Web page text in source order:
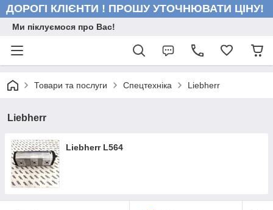
ДОРОГІ КЛІЄНТИ ! ПРОШУ УТОЧНЮВАТИ ЦІНУ!
Ми піклуємося про Вас!
Товари та послуги Спецтехніка Liebherr
Liebherr
Liebherr L564